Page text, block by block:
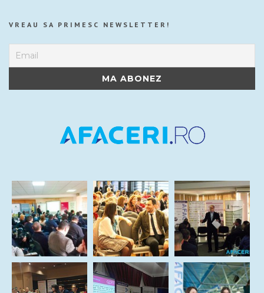
VREAU SA PRIMESC NEWSLETTER!